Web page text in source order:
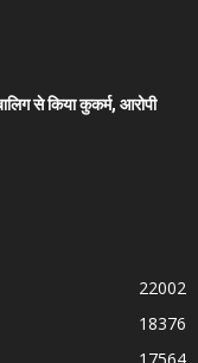
से किया कुकर्म, आरोपी
22002
18376
17564